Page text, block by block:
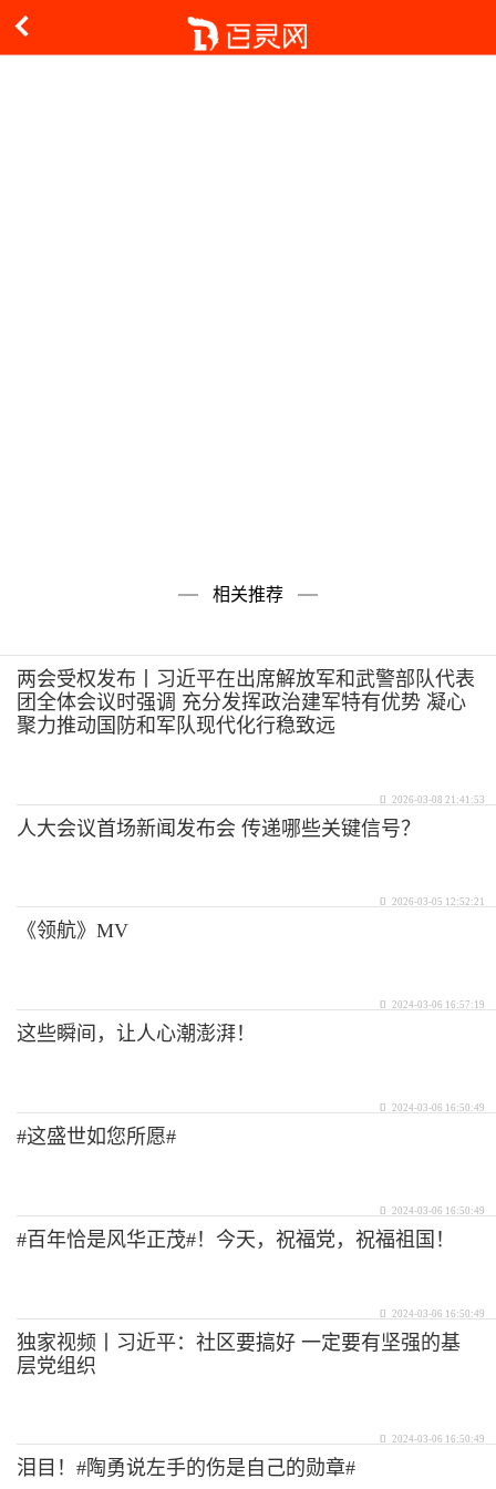
相关推荐
两会受权发布丨习近平在出席解放军和武警部队代表
团全体会议时强调 充分发挥政治建军特有优势 凝心
聚力推动国防和军队现代化行稳致远
2026-03-08 21:41:53
人大会议首场新闻发布会 传递哪些关键信号？
2026-03-05 12:52:21
《领航》MV
2024-03-06 16:57:19
这些瞬间，让人心潮澎湃！
2024-03-06 16:50:49
#这盛世如您所愿#
2024-03-06 16:50:49
#百年恰是风华正茂#！今天，祝福党，祝福祖国！
2024-03-06 16:50:49
独家视频丨习近平：社区要搞好 一定要有坚强的基
层党组织
2024-03-06 16:50:49
泪目！#陶勇说左手的伤是自己的勋章#